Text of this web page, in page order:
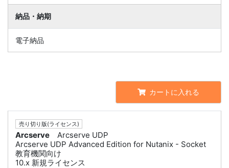
納品・納期
電子納品
カートに入れる
売り切り版(ライセンス)
Arcserve
Arcserve UDP
Arcserve UDP Advanced Edition for Nutanix - Socket
教育機関向け
10.x 新規ライセンス